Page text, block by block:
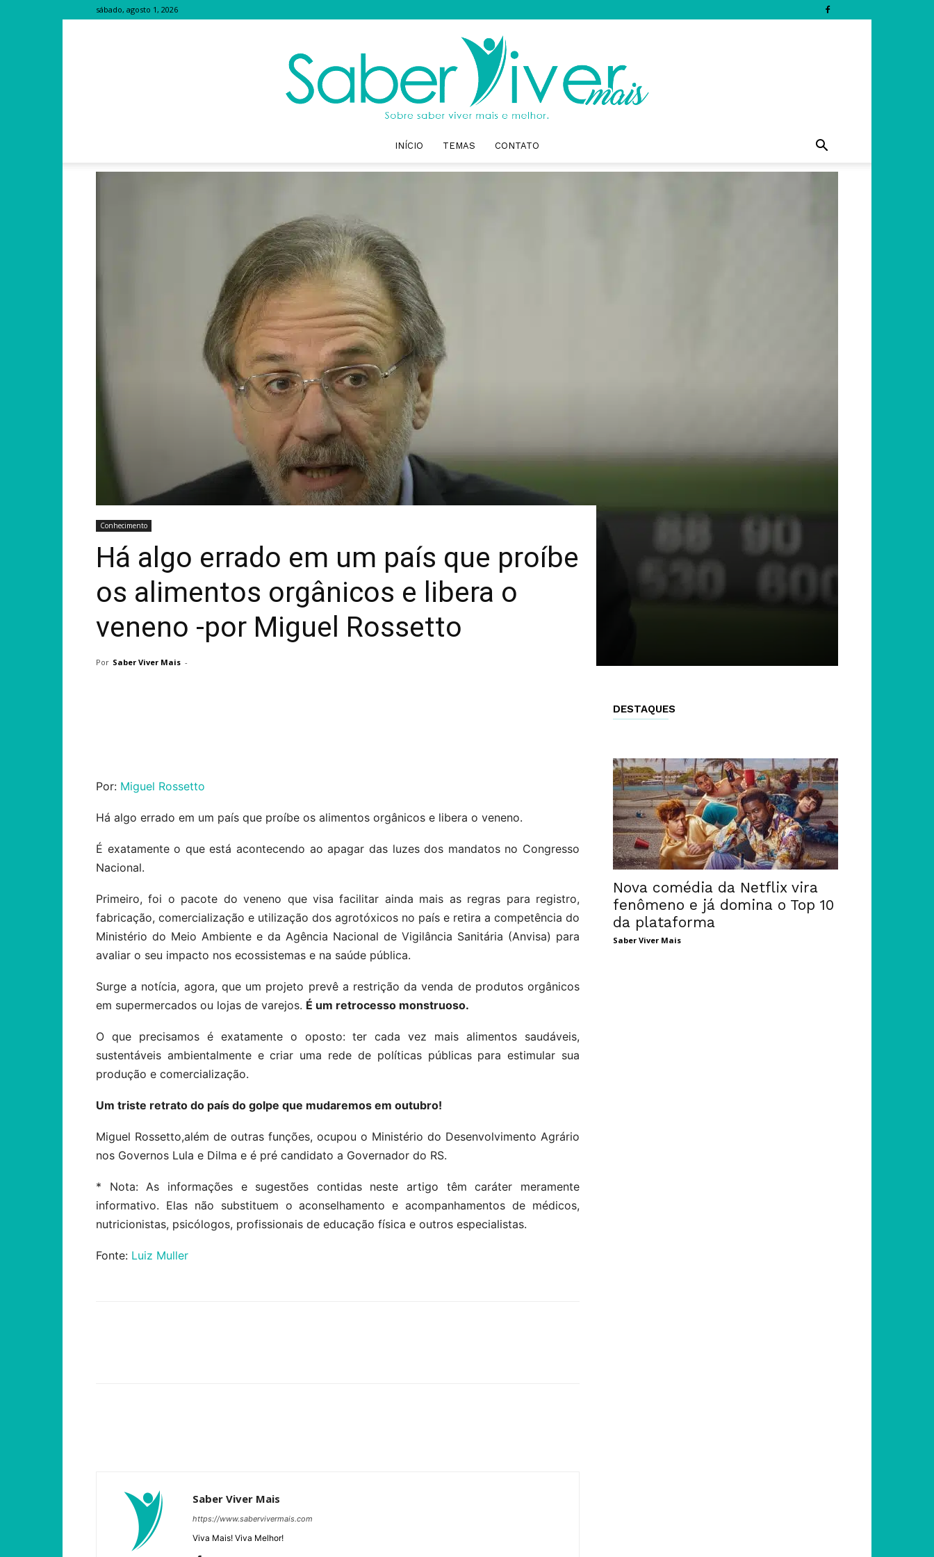
sábado, agosto 1, 2026
Saber
INÍCIO TEMAS CONTATO
Conhecimento
Há algo errado em um país que proíbe
os alimentos orgânicos e libera o
veneno -por Miguel Rossetto
Por Saber Viver Mais -
Por: Miguel Rossetto
Há algo errado em um país que proíbe os alimentos orgânicos e libera o veneno.
É exatamente o que está acontecendo ao apagar das luzes dos mandatos no Congresso
Nacional.
Primeiro, foi o pacote do veneno que visa facilitar ainda mais as regras para registro,
fabricação, comercialização e utilização dos agrotóxicos no país e retira a competência do
Ministério do Meio Ambiente e da Agência Nacional de Vigilância Sanitária (Anvisa) para
avaliar o seu impacto nos ecossistemas e na saúde pública.
Surge a notícia, agora, que um projeto prevê a restrição da venda de produtos orgânicos
em supermercados ou lojas de varejos. É um retrocesso monstruoso.
O que precisamos é exatamente o oposto: ter cada vez mais alimentos saudáveis,
sustentáveis ambientalmente e criar uma rede de políticas públicas para estimular sua
produção e comercialização.
Um triste retrato do país do golpe que mudaremos em outubro!
Miguel Rossetto,além de outras funções, ocupou o Ministério do Desenvolvimento Agrário
nos Governos Lula e Dilma e é pré candidato a Governador do RS.
* Nota: As informações e sugestões contidas neste artigo têm caráter meramente
informativo. Elas não substituem o aconselhamento e acompanhamentos de médicos,
nutricionistas, psicólogos, profissionais de educação física e outros especialistas.
Fonte: Luiz Muller
Saber Viver Mais
https://www.sabervivermais.com
Viva Mais! Viva Melhor!
DESTAQUES
Nova comédia da Netflix vira
fenômeno e já domina o Top 10
da plataforma
Saber Viver Mais